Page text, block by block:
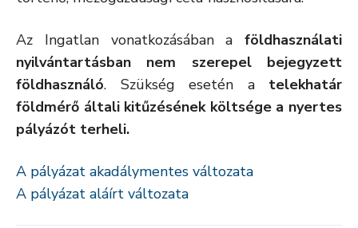
Az Ingatlan vonatkozásában a földhasználati
nyilvántartásban nem szerepel bejegyzett
földhasználó. Szükség esetén atelekhatár
földmérő általi kitűzésének költsége a nyertes
pályázót terheli.
A pályázat akadálymentes változata
A pályázat aláírt változata